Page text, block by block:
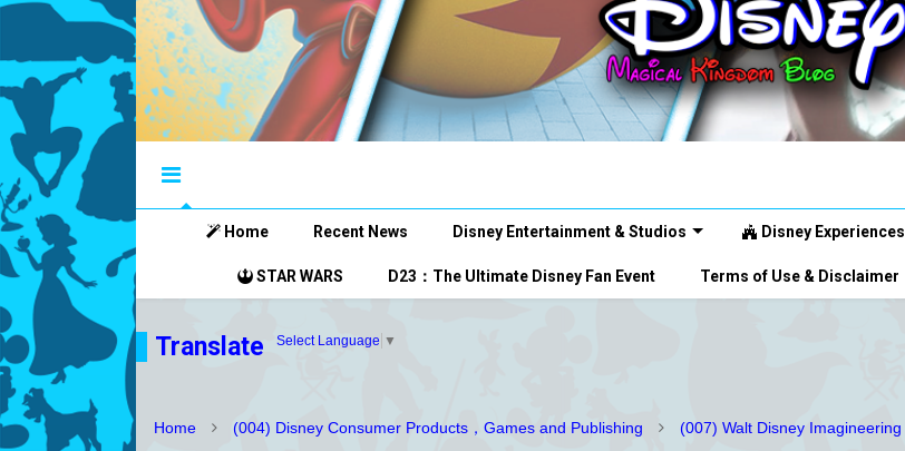
Home Recent News Disney Entertainment & Studios Disney Experiences
STAR WARS D23：The Ultimate Disney Fan Event Terms of Use & Disclaimer
Translate Select Language ▼
Home (004) Disney Consumer Products，Games and Publishing (007) Walt Disney Imagineering